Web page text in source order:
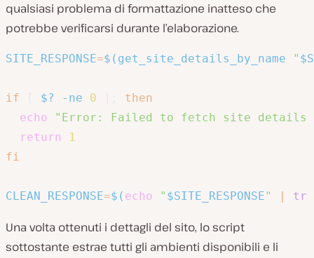
qualsiasi problema di formattazione inatteso che
potrebbe verificarsi durante l’elaborazione.
SITE_RESPONSE=$( get_site_details_by_name "
if $? -ne 0
then
echo
"Error: Failed to fetch site
return
1
fi
CLEAN_RESPONSE=$( echo " $SITE_RESPONSE" | tr
Una volta ottenuti i dettagli del sito, lo script
sottostante estrae tutti gli ambienti disponibili e li